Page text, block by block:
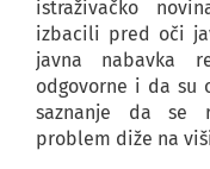
istraživačko
izbacili pred oči
javna nabavka
odgovorne i da su
saznanje da se
problem diže na